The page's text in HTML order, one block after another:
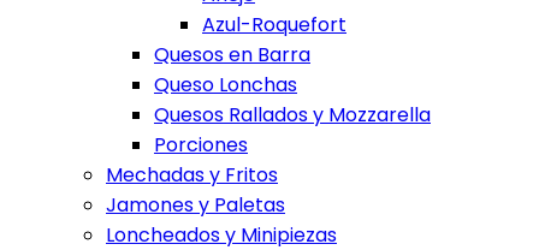
Azul-Roquefort
Quesos en Barra
Queso Lonchas
Quesos Rallados y Mozzarella
Porciones
Mechadas y Fritos
Jamones y Paletas
Loncheados y Minipiezas